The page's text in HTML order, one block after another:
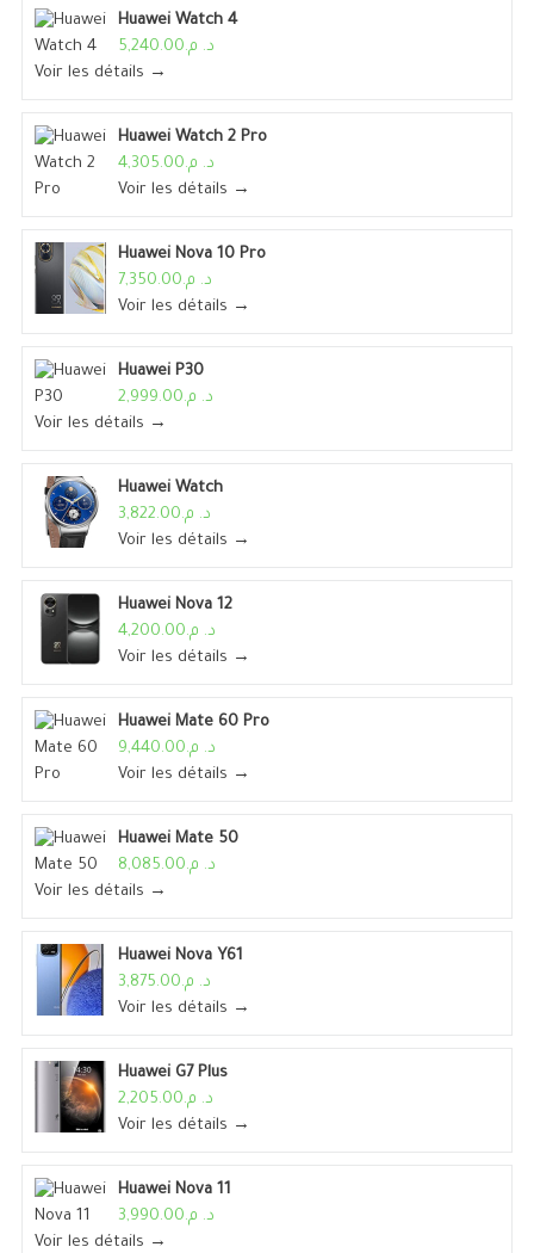
Huawei Watch 4
د. م.5,240.00
Voir les détails →
Huawei Watch 2 Pro
د. م.4,305.00
Voir les détails →
Huawei Nova 10 Pro
د. م.7,350.00
Voir les détails →
Huawei P30
د. م.2,999.00
Voir les détails →
Huawei Watch
د. م.3,822.00
Voir les détails →
Huawei Nova 12
د. م.4,200.00
Voir les détails →
Huawei Mate 60 Pro
د. م.9,440.00
Voir les détails →
Huawei Mate 50
د. م.8,085.00
Voir les détails →
Huawei Nova Y61
د. م.3,875.00
Voir les détails →
Huawei G7 Plus
د. م.2,205.00
Voir les détails →
Huawei Nova 11
د. م.3,990.00
Voir les détails →